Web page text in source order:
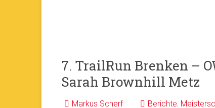
7. TrailRun Brenken –
Sarah Brownhill Metz
Markus Scherf Berichte,